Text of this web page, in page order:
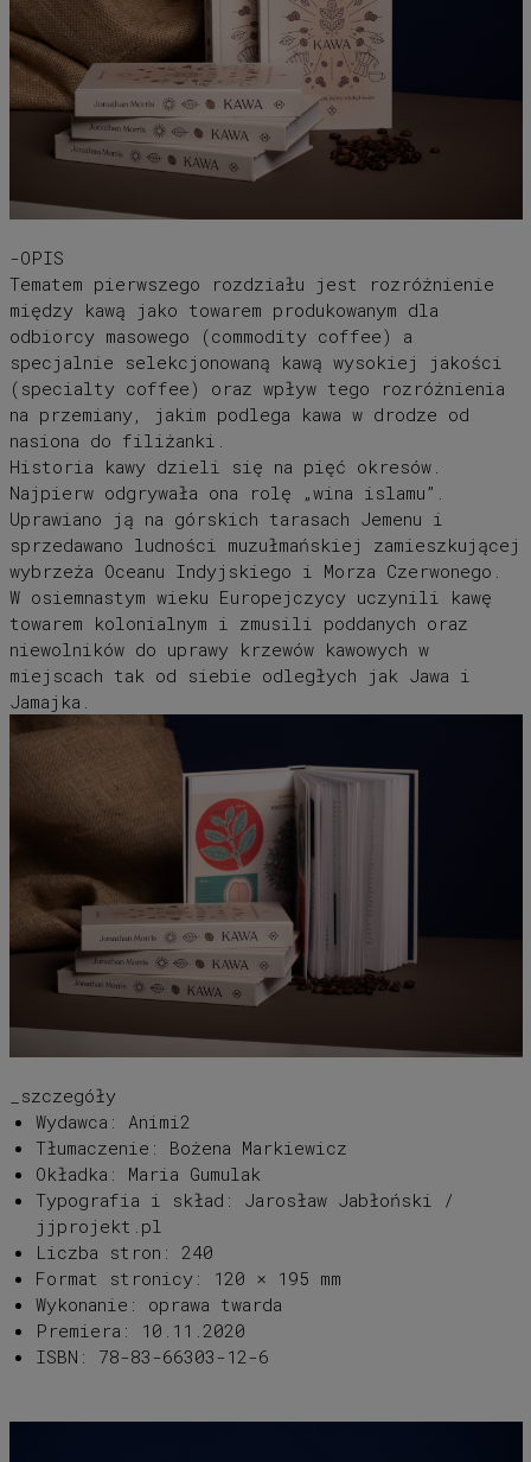
-OPIS
Tematem pierwszego rozdziału jest rozróżnienie
między kawą jako towarem produkowanym dla
odbiorcy masowego (commodity coffee) a
specjalnie selekcjonowaną kawą wysokiej jakości
(specialty coffee) oraz wpływ tego rozróżnienia
na przemiany, jakim podlega kawa w drodze od
nasiona do filiżanki.
Historia kawy dzieli się na pięć okresów.
Najpierw odgrywała ona rolę „wina islamu”.
Uprawiano ją na górskich tarasach Jemenu i
sprzedawano ludności muzułmańskiej zamieszkującej
wybrzeża Oceanu Indyjskiego i Morza Czerwonego.
W osiemnastym wieku Europejczycy uczynili kawę
towarem kolonialnym i zmusili poddanych oraz
niewolników do uprawy krzewów kawowych w
miejscach tak od siebie odległych jak Jawa i
Jamajka.
_szczegóły
Wydawca: Animi2
Tłumaczenie: Bożena Markiewicz
Okładka: Maria Gumulak
Typografia i skład: Jarosław Jabłoński /
jjprojekt.pl
Liczba stron: 240
Format stronicy: 120 × 195 mm
Wykonanie: oprawa twarda
Premiera: 10.11.2020
ISBN: 78-83-66303-12-6